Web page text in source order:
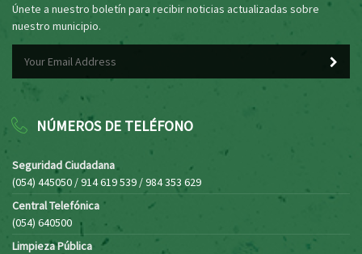
Únete a nuestro boletín para recibir noticias actualizadas sobre
nuestro municipio.
NÚMEROS DE TELÉFONO
Seguridad Ciudadana
(054) 445050 / 914 619 539 / 984 353 629
Central Telefónica
(054) 640500
Limpieza Pública